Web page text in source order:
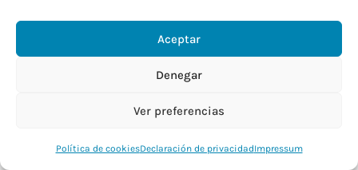
Aceptar
Denegar
Ver preferencias
Política de cookiesDeclaración de privacidadImpressum